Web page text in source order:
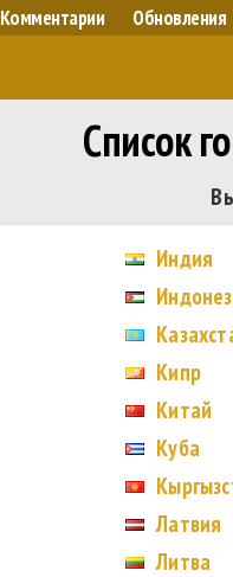
Комментарии Обновления
Список
Индия
Кипр
Китай
Куба
Латвия
Литва